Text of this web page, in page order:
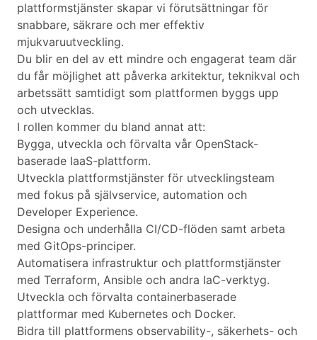
plattformstjänster skapar vi förutsättningar för
snabbare, säkrare och mer effektiv
mjukvaruutveckling.
Du blir en del av ett mindre och engagerat team där
du får möjlighet att påverka arkitektur, teknikval och
arbetssätt samtidigt som plattformen byggs upp
och utvecklas.
I rollen kommer du bland annat att:
Bygga, utveckla och förvalta vår OpenStack-
baserade IaaS-plattform.
Utveckla plattformstjänster för utvecklingsteam
med fokus på självservice, automation och
Developer Experience.
Designa och underhålla CI/CD-flöden samt arbeta
med GitOps-principer.
Automatisera infrastruktur och plattformstjänster
med Terraform, Ansible och andra IaC-verktyg.
Utveckla och förvalta containerbaserade
plattformar med Kubernetes och Docker.
Bidra till plattformens observability-, säkerhets- och